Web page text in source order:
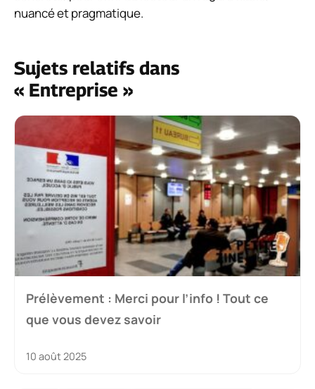
nuancé et pragmatique.
Sujets relatifs dans
« Entreprise »
Prélèvement : Merci pour l’info ! Tout ce
que vous devez savoir
10 août 2025